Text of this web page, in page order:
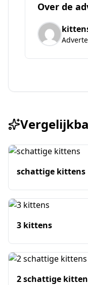
Over de
schattige kittens
3 kittens
2 schattige